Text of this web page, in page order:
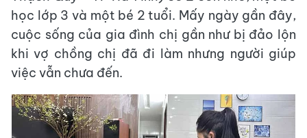
học lớp 3 và một bé 2 tuổi. Mấy ngày gần đây,
cuộc sống của gia đình chị gần như bị đảo lộn
khi vợ chồng chị đã đi làm nhưng người giúp
việc vẫn chưa đến.